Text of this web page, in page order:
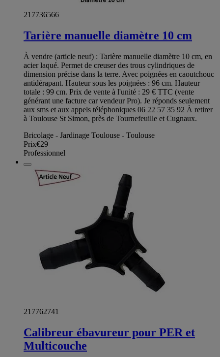
217736566
Tarière manuelle diamètre 10 cm
À vendre (article neuf) : Tarière manuelle diamètre 10 cm, en
acier laqué. Permet de creuser des trous cylindriques de
dimension précise dans la terre. Avec poignées en caoutchouc
antidérapant. Hauteur sous les poignées : 96 cm. Hauteur
totale : 99 cm. Prix de vente à l'unité : 29 € TTC (vente
générant une facture car vendeur Pro). Je réponds seulement
aux sms et aux appels téléphoniques 06 22 57 35 92 À retirer
à Toulouse St Simon, près de Tournefeuille et Cugnaux.
Bricolage - Jardinage Toulouse - Toulouse
Prix€29
Professionnel
217762741
Calibreur ébavureur pour PER et
Multicouche